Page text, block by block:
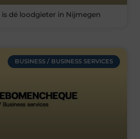
dé loodgieter in Nijmegen
BUSINESS / BUSINESS SERVICES